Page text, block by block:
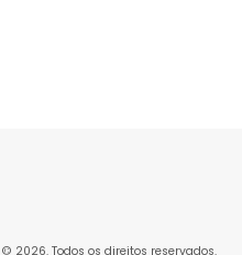
© 2026. Todos os direitos reservados.